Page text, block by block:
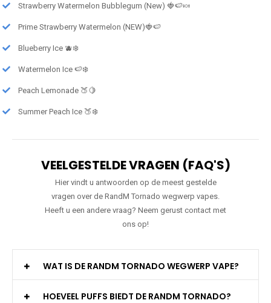
Strawberry Watermelon Bubblegum (New) 🍓🍉🍬
Prime Strawberry Watermelon (NEW)🍓🍉
Blueberry Ice 🫐❄️
Watermelon Ice 🍉❄️
Peach Lemonade 🍑🍋
Summer Peach Ice 🍑❄️
VEELGESTELDE VRAGEN (FAQ'S)
Hier vindt u antwoorden op de meest gestelde
vragen over de RandM Tornado wegwerp vapes.
Heeft u een andere vraag? Neem gerust contact met
ons op!
WAT IS DE RANDM TORNADO WEGWERP VAPE?
HOEVEEL PUFFS BIEDT DE RANDM TORNADO?